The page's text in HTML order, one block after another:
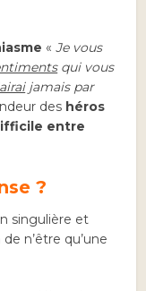
«Je vous
qui vous
jamais par
des héros
entre
?
singulière et
n’être qu’une